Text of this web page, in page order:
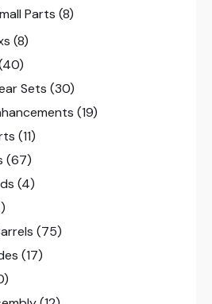
Parts (8)
(8)
Sets (30)
(19)
(11)
(67)
(4)
(75)
(17)